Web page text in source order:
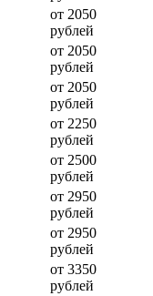
от 2050
рублей
от 2050
рублей
от 2050
рублей
от 2250
рублей
от 2500
рублей
от 2950
рублей
от 2950
рублей
от 3350
рублей